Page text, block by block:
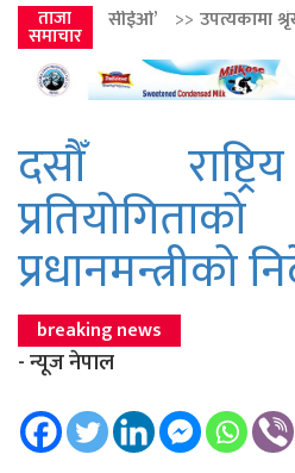
ताजा
समाचार
उपत्यकामा श्रृंखलाबद्ध सिक्री लुट्ने
दसौँ
प्रधानमन्त्रीको
breaking news
- न्यूज नेपाल